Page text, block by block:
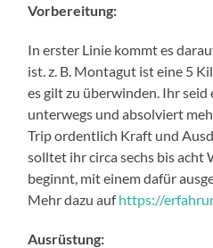
Vorbereitung:
In erster Linie kommt es
ist. z. B. Montagut ist eine 5
es gilt zu überwinden. Ihr seid
unterwegs und absolviert
Trip ordentlich Kraft und
solltet ihr circa sechs bis acht
beginnt, mit einem dafür
Mehr dazu aufhttps://
Ausrüstung: